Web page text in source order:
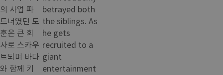
의 사업 파
트너였던 도
훈은 큰 회
사로 스카우
트되며 바다
와 함께 키
betrayed both
the siblings. As
he gets
recruited to a
giant
entertainment